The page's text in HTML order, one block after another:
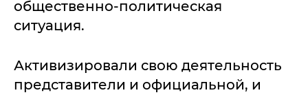
общественно-политическая
ситуация.
Активизировали свою деятельность
представители и официальной, и